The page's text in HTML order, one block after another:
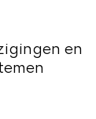
en